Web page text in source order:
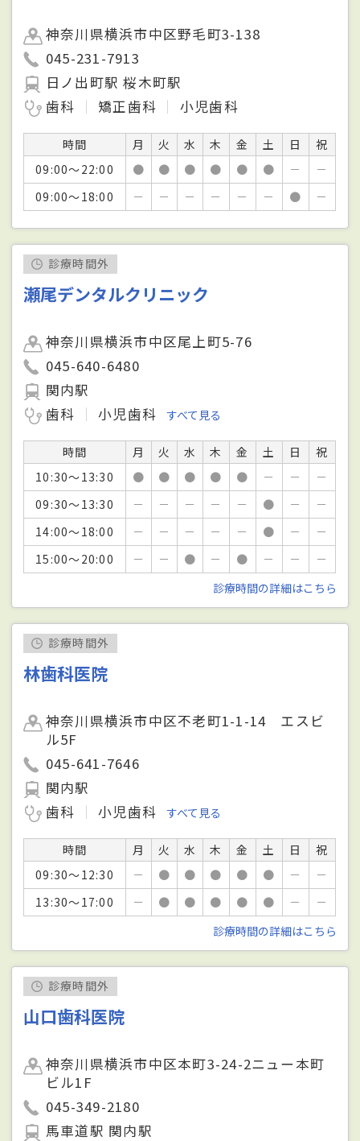
神奈川県横浜市中区野毛町3-138
045-231-7913
日ノ出町駅 桜木町駅
歯科
矯正歯科 小児歯科
時間 月 火 水 木 金 土 日
祝
09:00～22:00
● ● ● ● ● ● －
－
09:00～18:00
－ － － － － － ● －
診療時間外
瀬尾デンタルクリニック
神奈川県横浜市中区尾上町5-76
045-640-6480
関内駅
歯科
小児歯科 すべて見る
時間 月 火 水 木 金 土 日
祝
10:30～13:30
● ● ● ● ● － －
－
09:30～13:30
－ － － － － ● －
－
14:00～18:00
－ － － － － ● －
－
15:00～20:00
－ － ● － ● － －
－
診療時間の詳細はこちら
診療時間外
林歯科医院
神奈川県横浜市中区不老町1-1-14 エスビ
ル5F
045-641-7646
関内駅
歯科
小児歯科 すべて見る
時間 月 火 水 木 金 土 日
祝
09:30～12:30
－ ● ● ● ● ● －
－
13:30～17:00
－ ● ● ● ● ● －
－
診療時間の詳細はこちら
診療時間外
山口歯科医院
神奈川県横浜市中区本町3-24-2ニュー本町
ビル1F
045-349-2180
馬車道駅 関内駅